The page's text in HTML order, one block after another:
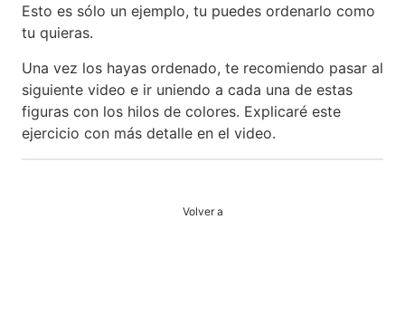
Esto es sólo un ejemplo, tu puedes ordenarlo como
tu quieras.
Una vez los hayas ordenado, te recomiendo pasar al
siguiente video e ir uniendo a cada una de estas
figuras con los hilos de colores. Explicaré este
ejercicio con más detalle en el video.
Volver a